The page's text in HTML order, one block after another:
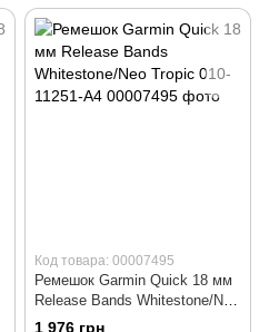
Код товара: 00007495
Ремешок Garmin Quick 18 мм
Release Bands Whitestone/Neo
Tropic 010-11251-A4
1 976 грн